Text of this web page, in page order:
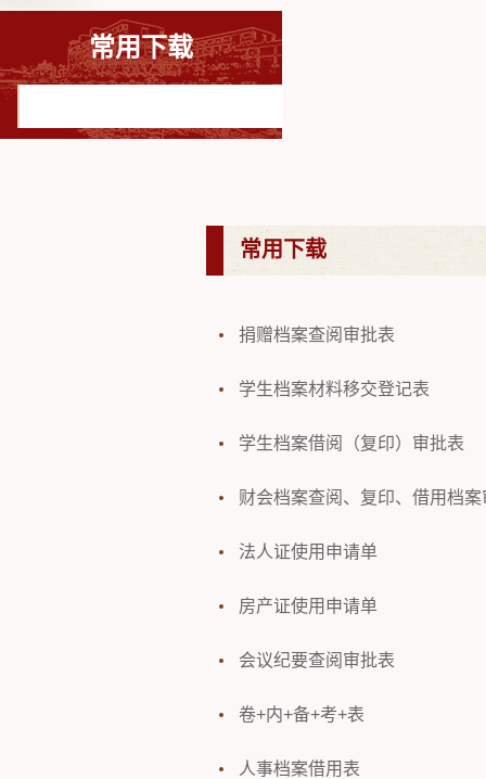
常用下载
常用下载
捐赠档案查阅审批表
学生档案材料移交登记表
学生档案借阅（复印）审批表
财会档案查阅、复印、借用档案
法人证使用申请单
房产证使用申请单
会议纪要查阅审批表
卷+内+备+考+表
人事档案借用表